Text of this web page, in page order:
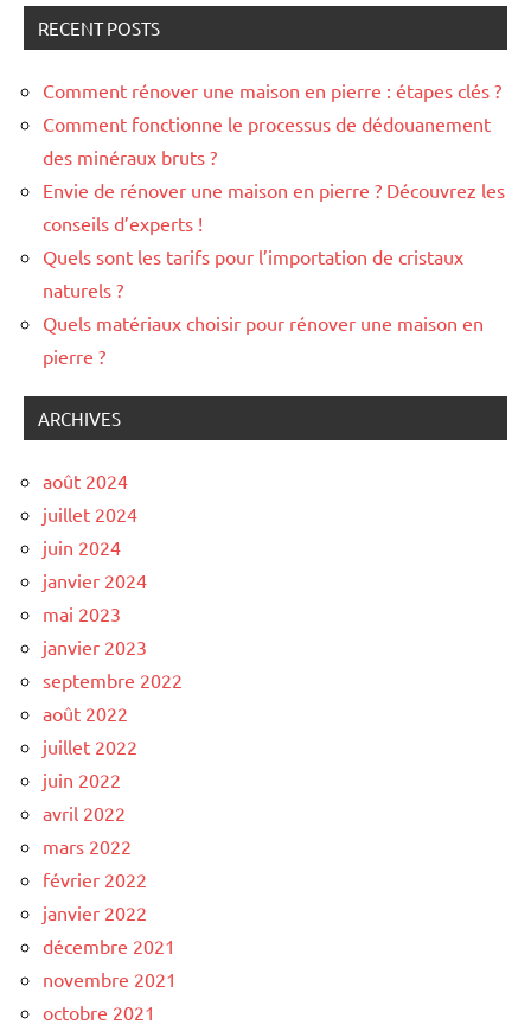
RECENT POSTS
Comment rénover une maison en pierre : étapes clés ?
Comment fonctionne le processus de dédouanement
des minéraux bruts ?
Envie de rénover une maison en pierre ? Découvrez les
conseils d’experts !
Quels sont les tarifs pour l’importation de cristaux
naturels ?
Quels matériaux choisir pour rénover une maison en
pierre ?
ARCHIVES
août 2024
juillet 2024
juin 2024
janvier 2024
mai 2023
janvier 2023
septembre 2022
août 2022
juillet 2022
juin 2022
avril 2022
mars 2022
février 2022
janvier 2022
décembre 2021
novembre 2021
octobre 2021